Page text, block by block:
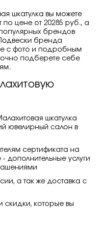
шкатулка вы можете
по цене от 20285 руб., а
брендов
бренда
с фото и подробным
подберете себе
шкатулка
ювелирный салон в
сертификата на
услуги
а так же доставка с
скидки, которые вы